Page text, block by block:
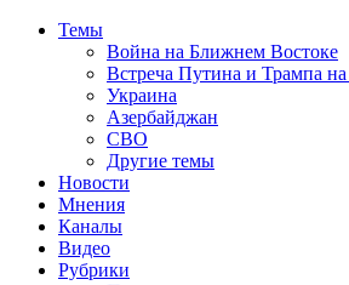
Темы
Война на Ближнем Востоке
Встреча Путина и Трампа
Украина
Азербайджан
СВО
Другие темы
Новости
Мнения
Каналы
Видео
Рубрики